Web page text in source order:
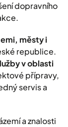
dopravního
městy i
republice.
v oblasti
přípravy,
servis a
a znalosti